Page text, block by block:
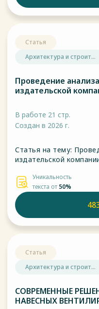
Статья
Архитектура и строит...
Проведение
издательской
В работе 21 стр.
Создан в 2026 г.
Статья на тему:
издательской
Уникальность
текста от 50%
Статья
Архитектура и строит...
СОВРЕМЕННЫЕ
НАВЕСНЫХ